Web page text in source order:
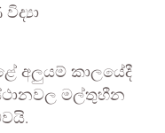
අලුයම් කාලයේදී
මල්තුහීන